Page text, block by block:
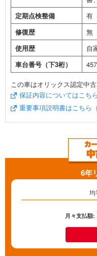
定期点検整備
有
修復歴
無
使用歴
自
車台番号（下3桁）
457
この車はオリックス認定中
保証内容についてはこちら
重要事項説明書はこちら
6年
均
月々支払額: